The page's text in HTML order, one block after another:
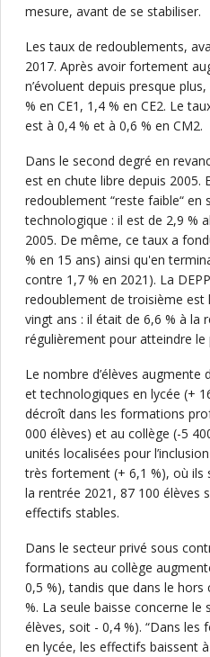
mesure, avant de se stabiliser.
Les taux de redoublements,
2017. Après avoir fortement
n’évoluent depuis presque
% en CE1, 1,4 % en CE2. Le
est à 0,4 % et à 0,6 % en CM2.
Dans le second degré en
est en chute libre depuis 2005.
redoublement “reste faible“ en
technologique : il est de 2,9 %
2005. De même, ce taux a
% en 15 ans) ainsi qu'en
contre 1,7 % en 2021). La
redoublement de troisième est
vingt ans : il était de 6,6 % à la
régulièrement pour atteindre le
Le nombre d’élèves
et technologiques en lycée (+
décroît dans les formations
000 élèves) et au collège (-5
unités localisées pour
très fortement (+ 6,1 %), où ils
la rentrée 2021, 87 100 élèves
effectifs stables.
Dans le secteur privé sous
formations au collège
0,5 %), tandis que dans le
%. La seule baisse concerne le
élèves, soit - 0,4 %). “Dans
en lycée, les effectifs baissent